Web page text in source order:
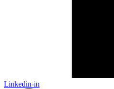
Linkedin-in